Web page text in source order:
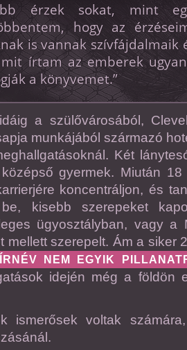
érzek sokat, mint
hogy az
is vannak szívfájdalmaik
írtam az emberek
a könyvemet.”
a szülővárosából,
munkájából származó
Két
gyermek. Miután
koncentráljon, és
be, kisebb szerepeket
ügyosztályban, vagy a
mellett szerepelt. Ám a siker
NEM EGYIK
idején még a földön
ismerősek voltak